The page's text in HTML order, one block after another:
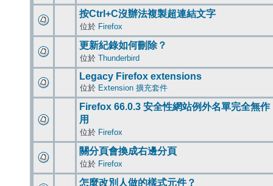
按Ctrl+C沒辦法複製超連結文字
位於 Firefox
更新紀錄如何刪除？
位於 Thunderbird
Legacy Firefox extensions
位於 Extension 擴充套件
Firefox 66.0.3 安全性網站例外名單完全無作
用
位於 Firefox
關分頁會換成右邊分頁
位於 Firefox
怎麼改別人做的樣式元件？